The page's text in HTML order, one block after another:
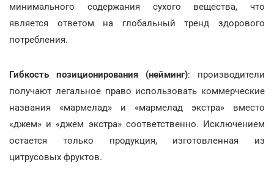
минимального содержания сухого вещества, что
является ответом на глобальный тренд здорового
потребления.
Гибкость позиционирования (нейминг): производители
получают легальное право использовать коммерческие
названия «мармелад» и «мармелад экстра» вместо
«джем» и «джем экстра» соответственно. Исключением
остается только продукция, изготовленная из
цитрусовых фруктов.